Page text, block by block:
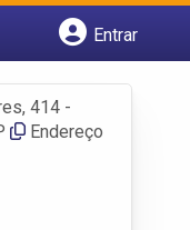
Entrar
414 -
Endereço